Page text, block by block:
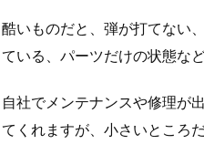
酷いものだと、弾が打てない
ている、パーツだけの状態な
自社でメンテナンスや修理が
てくれますが、小さいところ